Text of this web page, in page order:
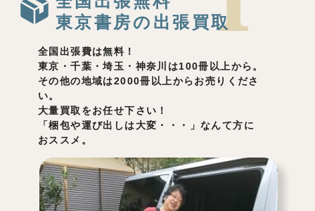
東京書房の出張買取
全国出張費は無料！
東京・千葉・埼玉・神奈川は100冊以上から。
その他の地域は2000冊以上からお売りくださ
い。
大量買取をお任せ下さい！
「梱包や運び出しは大変・・・」なんて方に
おススメ。